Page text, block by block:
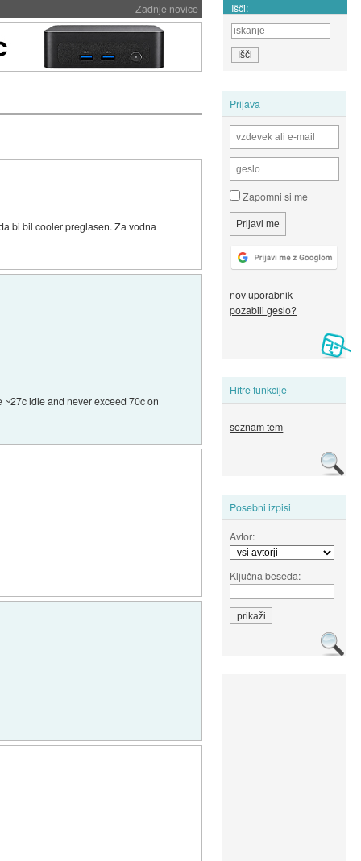
Zadnje novice Išči:
Prijava
Zapomni si me
nov uporabnik
pozabili geslo?
Hitre funkcije
seznam tem
Posebni izpisi
Avtor:
Ključna beseda:
bi bil cooler preglasen. Za vodna
idle and never exceed 70c on